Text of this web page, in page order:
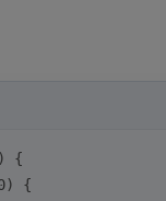
)
{
{